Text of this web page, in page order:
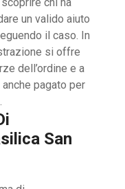
un valido aiuto
il caso. In
si offre
dell’ordine e a
pagato per
San